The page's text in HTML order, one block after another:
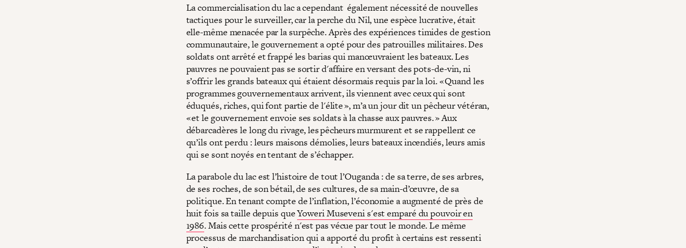
La commercialisation du lac a cependant également nécessité de nouvelles
tactiques pour le surveiller, car la perche du Nil, une espèce lucrative, était
elle-même menacée par la surpêche. Après des expériences timides de gestion
communautaire, le gouvernement a opté pour des patrouilles militaires. Des
soldats ont arrêté et frappé les barias qui manœuvraient les bateaux. Les
pauvres ne pouvaient pas se sortir d'affaire en versant des pots-de-vin, ni
s’offrir les grands bateaux qui étaient désormais requis par la loi. « Quand les
programmes gouvernementaux arrivent, ils viennent avec ceux qui sont
éduqués, riches, qui font partie de l'élite », m’a un jour dit un pêcheur vétéran,
« et le gouvernement envoie ses soldats à la chasse aux pauvres. » Aux
débarcadères le long du rivage, les pêcheurs murmurent et se rappellent ce
qu’ils ont perdu : leurs maisons démolies, leurs bateaux incendiés, leurs amis
qui se sont noyés en tentant de s’échapper.
La parabole du lac est l’histoire de tout l’Ouganda : de sa terre, de ses arbres,
de ses roches, de son bétail, de ses cultures, de sa main-d’œuvre, de sa
politique. En tenant compte de l’inflation, l’économie a augmenté de près de
huit fois sa taille depuis queYoweri Museveni s'est emparé du pouvoir en
1986. Mais cette prospérité n'est pas vécue par tout le monde. Le même
processus de marchandisation qui a apporté du profit à certains est ressenti